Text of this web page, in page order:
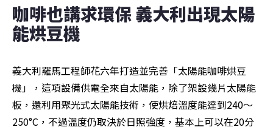
咖啡也講求環保 義大利出現太陽
能烘豆機
義大利羅馬工程師花六年打造並完善「太陽能咖啡烘豆
機」，這項設備供電全來自太陽能，除了架設幾片太陽能
板，還利用聚光式太陽能技術，使烘焙溫度能達到240～
250°C，不過溫度仍取決於日照強度，基本上可以在20分